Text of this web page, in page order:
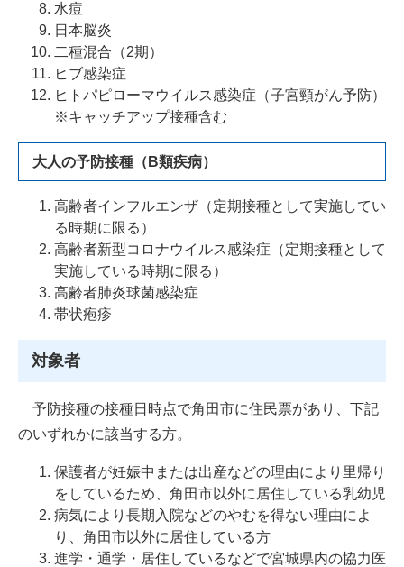
水痘
日本脳炎
二種混合（2期）
ヒブ感染症
ヒトパピローマウイルス感染症（子宮頸がん予防）
※キャッチアップ接種含む
大人の予防接種（B類疾病）
高齢者インフルエンザ（定期接種として実施してい
る時期に限る）
高齢者新型コロナウイルス感染症（定期接種として
実施している時期に限る）
高齢者肺炎球菌感染症
帯状疱疹
対象者
​ 予防接種の接種日時点で角田市に住民票があり、下記
のいずれかに該当する方。
保護者が妊娠中または出産などの理由により里帰り
をしているため、角田市以外に居住している乳幼児
病気により長期入院などのやむを得ない理由によ
り、角田市以外に居住している方
進学・通学・居住しているなどで宮城県内の協力医